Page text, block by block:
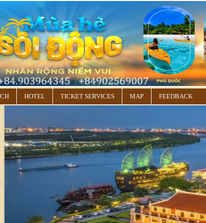
HOTEL TICKET SERVICES MAP FEEDBACK